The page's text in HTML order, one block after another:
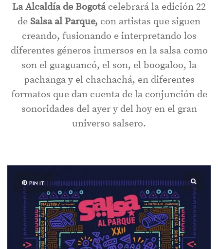
La Alcaldía de Bogotá celebrará la edición 22
de Salsa al Parque, con artistas que siguen
creando, fusionando e interpretando los
diferentes géneros inmersos en la salsa como
son el guaguancó, el son, el boogaloo, la
pachanga y el chachachá, en diferentes
formatos que dan cuenta de la conjunción de
sonoridades del ayer y del hoy en el gran
universo salsero.
PIN IT